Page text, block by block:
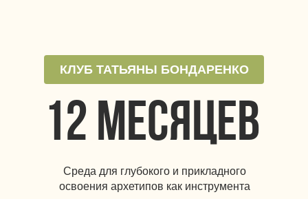
12 месяцев
Среда для глубокого и прикладного
освоения архетипов как инструмента
КЛУБ ТАТЬЯНЫ БОНДАРЕНКО